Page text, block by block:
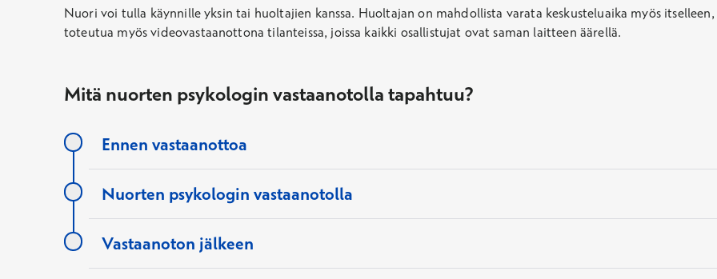
Nuori voi tulla käynnille yksin tai huoltajien kanssa. Huoltajan on mahdollista varata keskusteluaika myös
toteutua myös videovastaanottona tilanteissa, joissa kaikki osallistujat ovat saman laitteen äärellä.
Mitä nuorten psykologin vastaanotolla tapahtuu?
Ennen vastaanottoa
Nuorten psykologin vastaanotolla
Vastaanoton jälkeen